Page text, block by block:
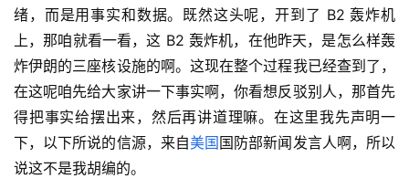
绪，而是用事实和数据。既然这头呢，开到了 B2 轰炸机
上，那咱就看一看，这 B2 轰炸机，在他昨天，是怎么样轰
炸伊朗的三座核设施的啊。这现在整个过程我已经查到了，
在这呢咱先给大家讲一下事实啊，你看想反驳别人，那首先
得把事实给摆出来，然后再讲道理嘛。在这里我先声明一
下，以下所说的信源，来自美国 国防部新闻发言人啊，所以
说这不是我胡编的。